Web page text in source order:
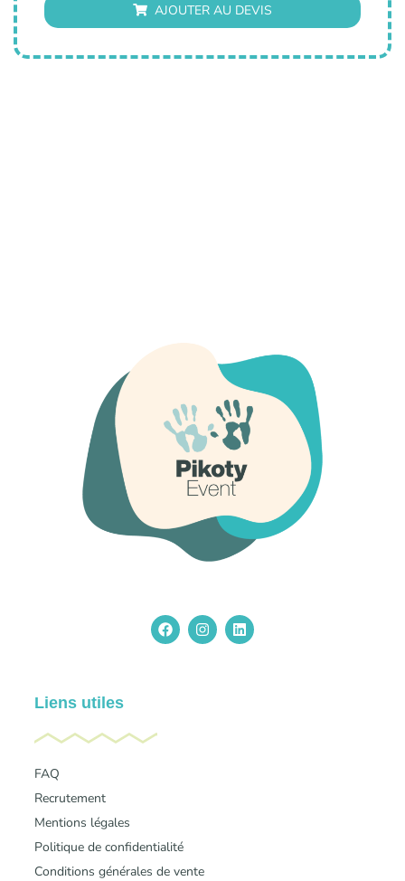
AJOUTER AU DEVIS
Liens utiles
FAQ
Recrutement
Mentions légales
Politique de confidentialité
Conditions générales de vente